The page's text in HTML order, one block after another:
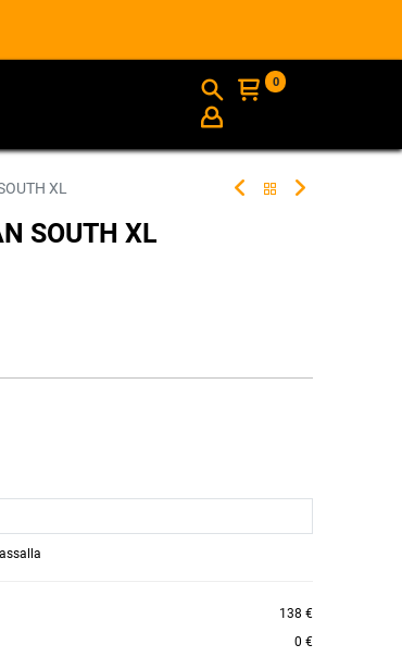
INFO
0
XL
SOUTH XL
138 €
0 €